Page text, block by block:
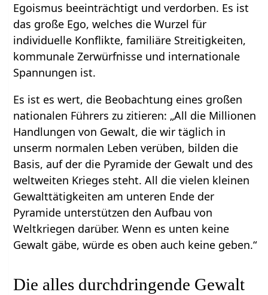
Egoismus beeinträchtigt und verdorben. Es ist
das große Ego, welches die Wurzel für
individuelle Konflikte, familiäre Streitigkeiten,
kommunale Zerwürfnisse und internationale
Spannungen ist.
Es ist es wert, die Beobachtung eines großen
nationalen Führers zu zitieren: „All die Millionen
Handlungen von Gewalt, die wir täglich in
unserm normalen Leben verüben, bilden die
Basis, auf der die Pyramide der Gewalt und des
weltweiten Krieges steht. All die vielen kleinen
Gewalttätigkeiten am unteren Ende der
Pyramide unterstützen den Aufbau von
Weltkriegen darüber. Wenn es unten keine
Gewalt gäbe, würde es oben auch keine geben.“
Die alles durchdringende Gewalt